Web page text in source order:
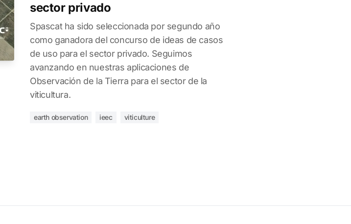
sector privado
Spascat ha sido seleccionada por segundo año
como ganadora del concurso de ideas de casos
de uso para el sector privado. Seguimos
avanzando en nuestras aplicaciones de
Observación de la Tierra para el sector de la
viticultura.
earth observation ieec viticulture